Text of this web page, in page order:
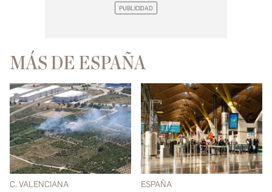
MÁS DE ESPAÑA
C. VALENCIANA ESPAÑA